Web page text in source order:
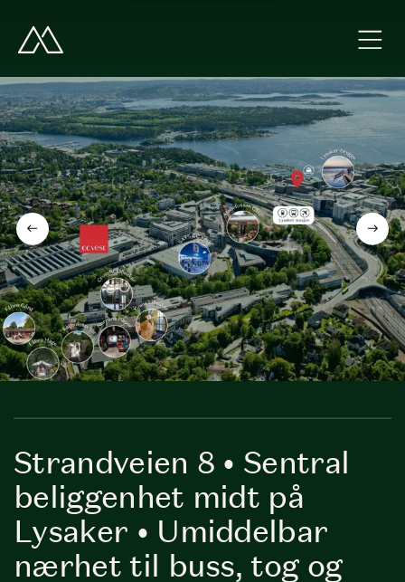
Strandveien 8 • Sentral
beliggenhet midt på
Lysaker • Umiddelbar
nærhet til buss, tog og